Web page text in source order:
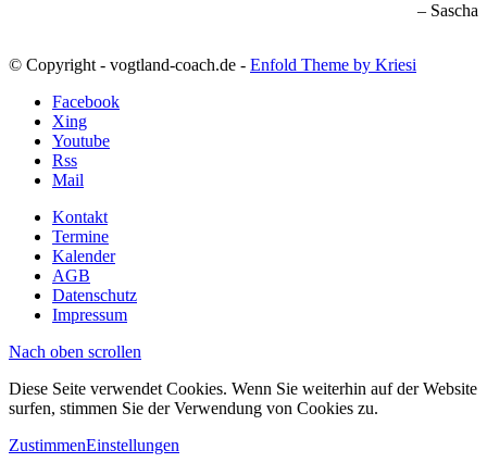
Sascha
© Copyright - vogtland-coach.de - Enfold Theme by Kriesi
Facebook
Xing
Youtube
Rss
Mail
Kontakt
Termine
Kalender
AGB
Datenschutz
Impressum
Nach oben scrollen
Diese Seite verwendet Cookies. Wenn Sie weiterhin auf der Website
surfen, stimmen Sie der Verwendung von Cookies zu.
ZustimmenEinstellungen